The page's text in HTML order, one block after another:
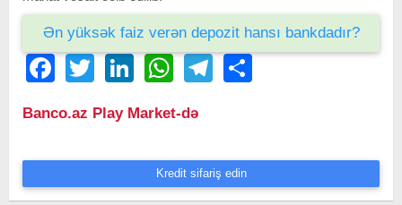
Ən yüksək faiz verən depozit hansı bankdadır?
FacebookTwitter LinkedIn WhatsAppTelegram
Banco.az Play Market-də
Kredit sifariş edin